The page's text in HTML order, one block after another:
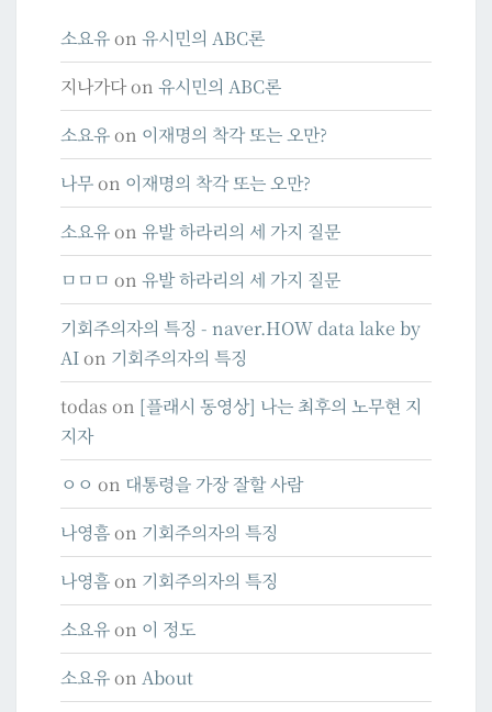
소요유on 유시민의 ABC론
지나가다on 유시민의 ABC론
소요유on 이재명의 착각 또는 오만?
나무on 이재명의 착각 또는 오만?
소요유on 유발 하라리의 세 가지 질문
ㅁㅁㅁ on 유발 하라리의 세 가지 질문
기회주의자의 특징 - naver.HOW data lake by
AIon 기회주의자의 특징
todas on [플래시 동영상] 나는 최후의 노무현 지
지자
ㅇㅇ on 대통령을 가장 잘할 사람
나영흠on 기회주의자의 특징
나영흠on 기회주의자의 특징
소요유on 이 정도
소요유on About